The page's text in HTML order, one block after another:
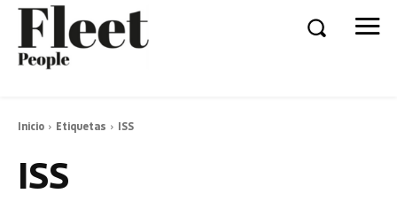
Inicio Etiquetas ISS
ISS